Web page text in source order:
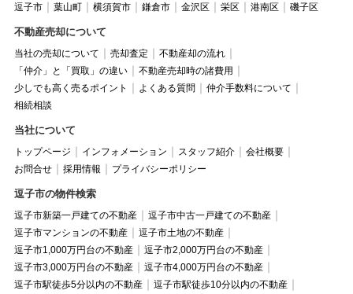
逗子市 葉山町 横須賀市 鎌倉市 金沢区 栄区 港南区 磯子区
不動産売却について
当社の売却について 売却査定
不動産却の流れ
「仲介」と「買取」の違い
不動産売却時の諸費用
少しでも高く売るポイント
よくある質問
仲介手数料について
相続相談
当社について
トップページ インフォメーション スタッフ紹介
会社概要
お問合せ
採用情報 プライバシーポリシー
逗子市の物件検索
逗子市新築一戸建ての不動産
逗子市中古一戸建ての不動産
逗子市マンションの不動産
逗子市土地の不動産
逗子市1,000万円台の不動産
逗子市2,000万円台の不動産
逗子市3,000万円台の不動産
逗子市4,000万円台の不動産
逗子市駅徒歩5分以内の不動産
逗子市駅徒歩10分以内の不動産